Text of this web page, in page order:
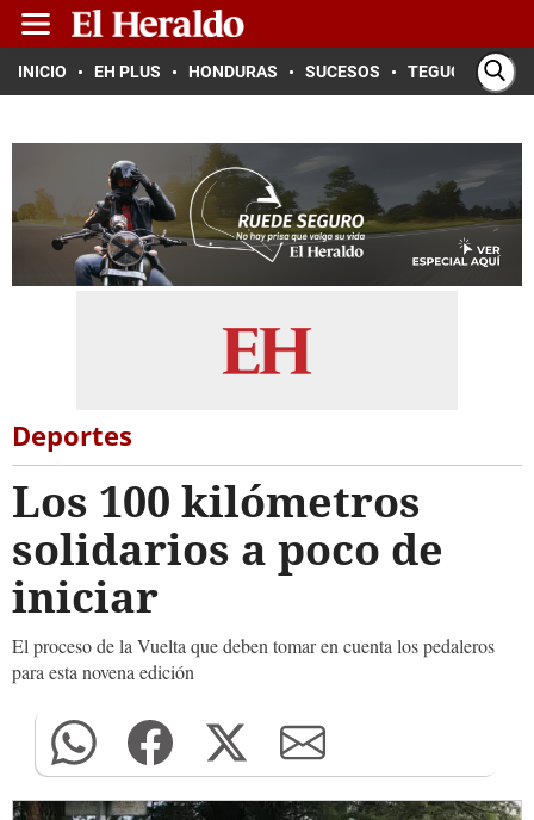
INICIO EH PLUS HONDURAS SUCESOS TEGUCIGALPA
Deportes
Los 100 kilómetros
solidarios a poco de
iniciar
El proceso de la Vuelta que deben tomar en cuenta los pedaleros
para esta novena edición